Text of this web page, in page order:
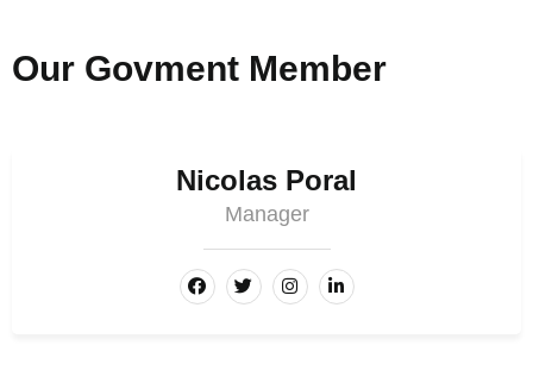
Our Govment Member
Nicolas Poral
Manager